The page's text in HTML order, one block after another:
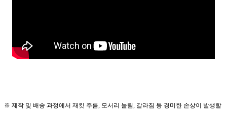
※ 제작 및 배송 과정에서 재킷 주름, 모서리 눌림, 갈라짐 등 경미한 손상이 발생할